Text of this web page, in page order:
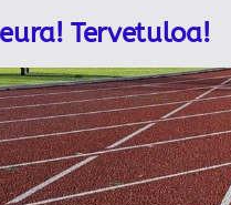
Tervetuloa!